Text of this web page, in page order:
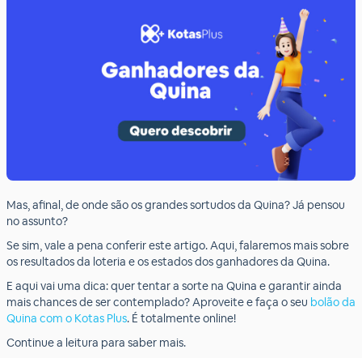
Mas, afinal, de onde são os grandes sortudos da Quina? Já pensou
no assunto?
Se sim, vale a pena conferir este artigo. Aqui, falaremos mais sobre
os resultados da loteria e os estados dos ganhadores da Quina.
E aqui vai uma dica: quer tentar a sorte na Quina e garantir ainda
mais chances de ser contemplado? Aproveite e faça o seu bolão da
Quina com o Kotas Plus. É totalmente online!
Continue a leitura para saber mais.